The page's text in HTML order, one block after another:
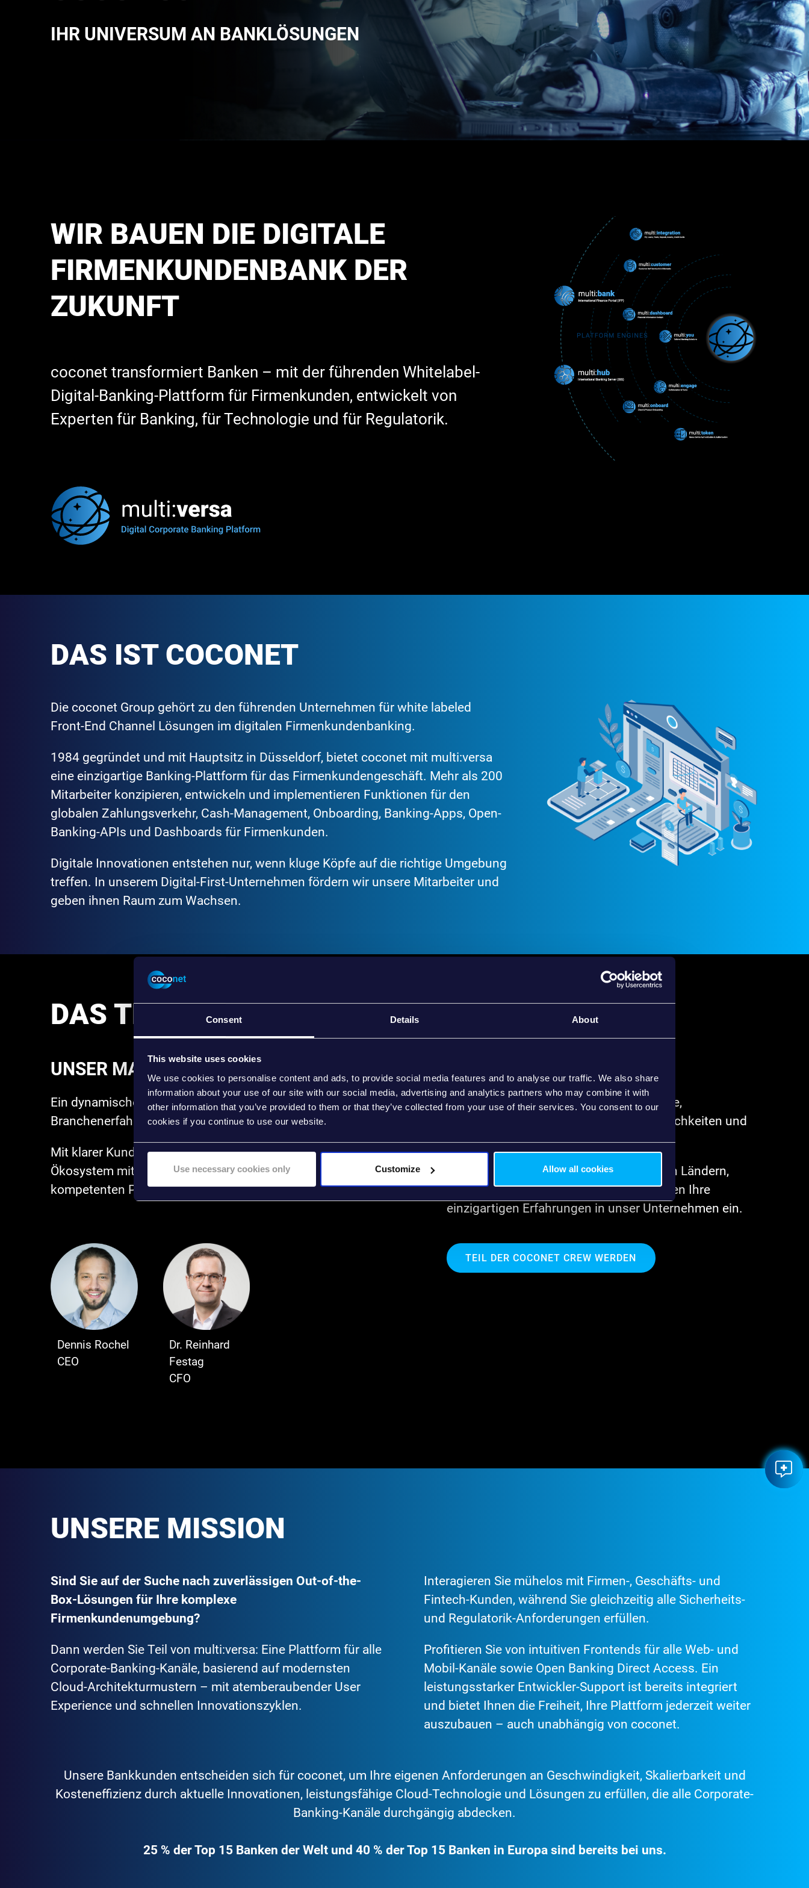
Consent Details About
This website uses cookies
We use cookies to personalise content and ads, to provide social media features and to analyse our traffic. We also share
information about your use of our site with our social media, advertising and analytics partners who may combine it with
other information that you’ve provided to them or that they’ve collected from your use of their services. You consent to our
cookies if you continue to use our website.
Use necessary cookies only Customize Allow all cookies
IHR UNIVERSUM AN BANKLÖSUNGEN
WIR BAUEN DIE DIGITALE
FIRMENKUNDENBANK DER
ZUKUNFT
coconet transformiert Banken – mit der führenden Whitelabel-
Digital-Banking-Plattform für Firmenkunden, entwickelt von
Experten für Banking, für Technologie und für Regulatorik.
DAS IST COCONET
Die coconet Group gehört zu den führenden Unternehmen für white labeled
Front-End Channel Lösungen im digitalen Firmenkundenbanking.
1984 gegründet und mit Hauptsitz in Düsseldorf, bietet coconet mit multi:versa
eine einzigartige Banking-Plattform für das Firmenkundengeschäft. Mehr als 200
Mitarbeiter konzipieren, entwickeln und implementieren Funktionen für den
globalen Zahlungsverkehr, Cash-Management, Onboarding, Banking-Apps, Open-
Banking-APIs und Dashboards für Firmenkunden.
Digitale Innovationen entstehen nur, wenn kluge Köpfe auf die richtige Umgebung
treffen. In unserem Digital-First-Unternehmen fördern wir unsere Mitarbeiter und
geben ihnen Raum zum Wachsen.
DAS TEAM HINTER UNSEREM ERFOLG
UNSER MANAGEMENT
Ein dynamisches Führungsteam mit vielfältiger
Branchenerfahrung und ausgewiesener Expertise.
Mit klarer Kundenorientierung steuern wir ein starkes
Ökosystem mit talentierten Mitarbeitern und
kompetenten Partnern.
Dennis Rochel
CEO
Dr. Reinhard
Festag
CFO
coconet Mitarbeiter sind innovative Köpfe,
leistungsstarke Coder, Führungspersönlichkeiten und
vor allem - tolle Menschen.
Sie kommen aus den unterschiedlichsten Ländern,
sprechen zahlreiche Sprachen und bringen Ihre
einzigartigen Erfahrungen in unser Unternehmen ein.
TEIL DER COCONET CREW WERDEN
UNSERE MISSION
Sind Sie auf der Suche nach zuverlässigen Out-of-the-
Box-Lösungen für Ihre komplexe
Firmenkundenumgebung?
Dann werden Sie Teil von multi:versa: Eine Plattform für alle
Corporate-Banking-Kanäle, basierend auf modernsten
Cloud-Architekturmustern – mit atemberaubender User
Experience und schnellen Innovationszyklen.
Interagieren Sie mühelos mit Firmen-, Geschäfts- und
Fintech-Kunden, während Sie gleichzeitig alle Sicherheits-
und Regulatorik-Anforderungen erfüllen.
Profitieren Sie von intuitiven Frontends für alle Web- und
Mobil-Kanäle sowie Open Banking Direct Access. Ein
leistungsstarker Entwickler-Support ist bereits integriert
und bietet Ihnen die Freiheit, Ihre Plattform jederzeit weiter
auszubauen – auch unabhängig von coconet.
Unsere Bankkunden entscheiden sich für coconet, um Ihre eigenen Anforderungen an Geschwindigkeit, Skalierbarkeit und
Kosteneffizienz durch aktuelle Innovationen, leistungsfähige Cloud-Technologie und Lösungen zu erfüllen, die alle Corporate-
Banking-Kanäle durchgängig abdecken.
25 % der Top 15 Banken der Welt und 40 % der Top 15 Banken in Europa sind bereits bei uns.